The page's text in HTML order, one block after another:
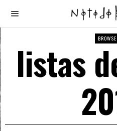
listas